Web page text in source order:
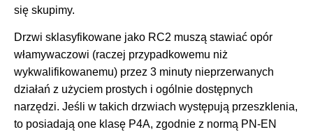
się skupimy.
Drzwi sklasyfikowane jako RC2 muszą stawiać opór
włamywaczowi (raczej przypadkowemu niż
wykwalifikowanemu) przez 3 minuty nieprzerwanych
działań z użyciem prostych i ogólnie dostępnych
narzędzi. Jeśli w takich drzwiach występują przeszklenia,
to posiadają one klasę P4A, zgodnie z normą PN-EN